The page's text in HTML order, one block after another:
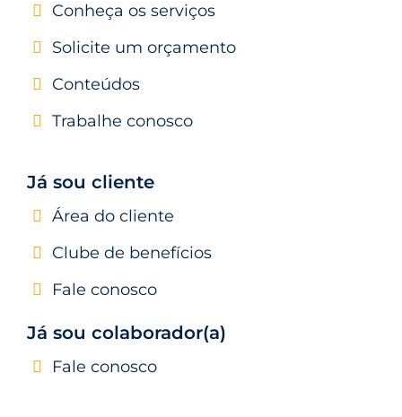
Conheça os serviços
Solicite um orçamento
Conteúdos
Trabalhe conosco
Já sou cliente
Área do cliente
Clube de benefícios
Fale conosco
Já sou colaborador(a)
Fale conosco